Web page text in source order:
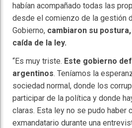
habían acompañado todas las
desde el comienzo de la gestión
Gobierno, cambiaron su
caída de la ley.
“Es muy triste. Este gobierno
argentinos. Teníamos la
sociedad normal, donde los
participar de la política y donde
claras. Esta ley no se pudo haber
exmandatario durante una